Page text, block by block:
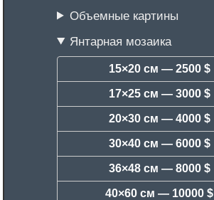
Объемные картины
Янтарная мозаика
15×20 см — 2500 $
17×25 см — 3000 $
20×30 см — 4000 $
30×40 см — 6000 $
36×48 см — 8000 $
40×60 см — 10000 $